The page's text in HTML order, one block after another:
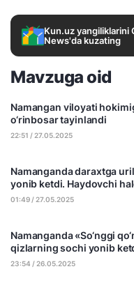
Kun.uz yangiliklarini
News'da kuzating
Mavzuga oid
Namangan viloyati
o‘rinbosar tayinlandi
22:51 / 27.05.2025
Namanganda daraxtga
yonib ketdi. Haydovchi
01:49 / 27.05.2025
Namanganda «So‘nggi
qizlarning sochi yonib
23:54 / 26.05.2025